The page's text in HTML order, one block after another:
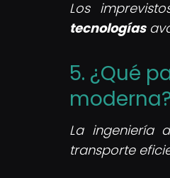
Los
tecnologías
5. ¿Qué
La ingeniería
transporte